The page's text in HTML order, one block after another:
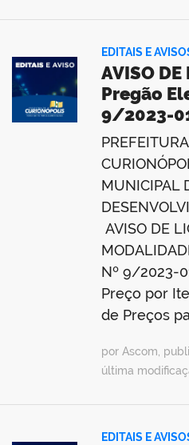
EDITAIS E
AVISO DE
Pregão
9/2023-
MUNICIPAL
AVISO DE
Nº 9/2023-
Preço por
de Preços
por Ascom,
última
EDITAIS E